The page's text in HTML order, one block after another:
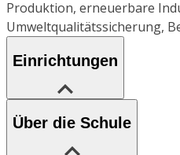
Produktion, erneuerbare
Umweltqualitätssicherung,
Einrichtungen
Über die Schule